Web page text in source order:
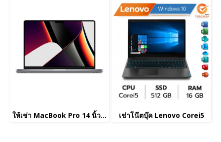
ให้เช่า MacBook Pro 14 นิ้ว Apple M1 Pro เช่าโน๊ตบุ๊ค Lenovo Corei5